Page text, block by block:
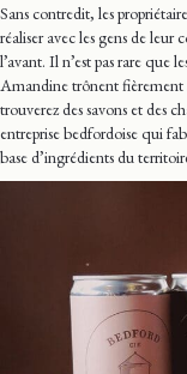
Sans contredit, les
réaliser avec les gens de
l’avant. Il n’est pas rare que
Amandine trônent fièrement
trouverez des savons et des
entreprise bedfordoise qui
base d’ingrédients du